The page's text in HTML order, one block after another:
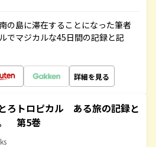
の島に滞在することになった筆者
でマジカルな45日間の記録と記
詳細を見る
ろトロピカル ある旅の記録と
第5巻